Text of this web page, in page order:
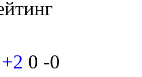
+2 0 -0